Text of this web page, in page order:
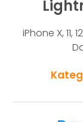
iPhone X, 11,